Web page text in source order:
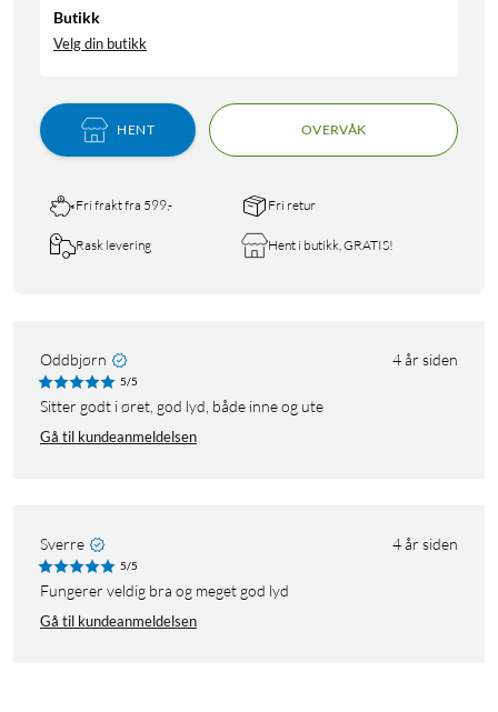
Butikk
Velg din butikk
HENT OVERVÅK
Fri frakt fra 599,- Fri retur
Rask levering Hent i butikk, GRATIS!
Oddbjørn 4 år siden
5/5
Sitter godt i øret, god lyd, både inne og ute
Gå til kundeanmeldelsen
Sverre 4 år siden
5/5
Fungerer veldig bra og meget god lyd
Gå til kundeanmeldelsen